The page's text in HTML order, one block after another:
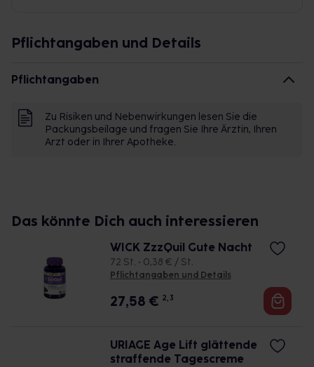
Pflichtangaben und Details
Pflichtangaben
Zu Risiken und Nebenwirkungen lesen Sie die
Packungsbeilage und fragen Sie Ihre Ärztin, Ihren
Arzt oder in Ihrer Apotheke.
Das könnte Dich auch interessieren
WICK ZzzQuil Gute Nacht
72 St. • 0,38 € / St.
Pflichtangaben und Details
27,58 € 2, 3
URIAGE Age Lift glättende
straffende Tagescreme